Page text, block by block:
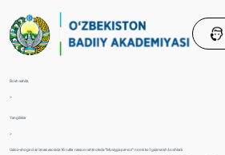
Bosh sahifa
>
Yangiliklar
>
Ustoz-shogird anʼanasi asosida 16 nafar rassom ishtirokida "Moviyga parvoz" nomli ko‘rgazma ish boshladi.